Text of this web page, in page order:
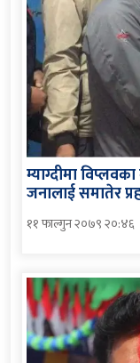
म्याग्दीमा
जनालाई समातेर
११ फाल्गुन २०७९ २०:४६